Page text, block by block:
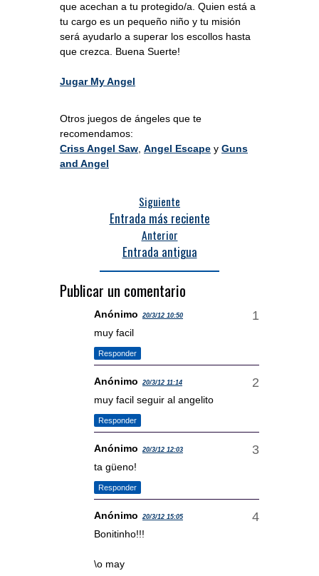
que acechan a tu protegido/a. Quien está a
tu cargo es un pequeño niño y tu misión
será ayudarlo a superar los escollos hasta
que crezca. Buena Suerte!
Jugar My Angel
Otros juegos de ángeles que te
recomendamos:
Criss Angel Saw, Angel Escape y Guns
and Angel
Siguiente
Entrada más reciente
Anterior
Entrada antigua
Publicar un comentario
Anónimo 20/3/12 10:50
muy facil
Responder
Anónimo 20/3/12 11:14
muy facil seguir al angelito
Responder
Anónimo 20/3/12 12:03
ta güeno!
Responder
Anónimo 20/3/12 15:05
Bonitinho!!!
\o may